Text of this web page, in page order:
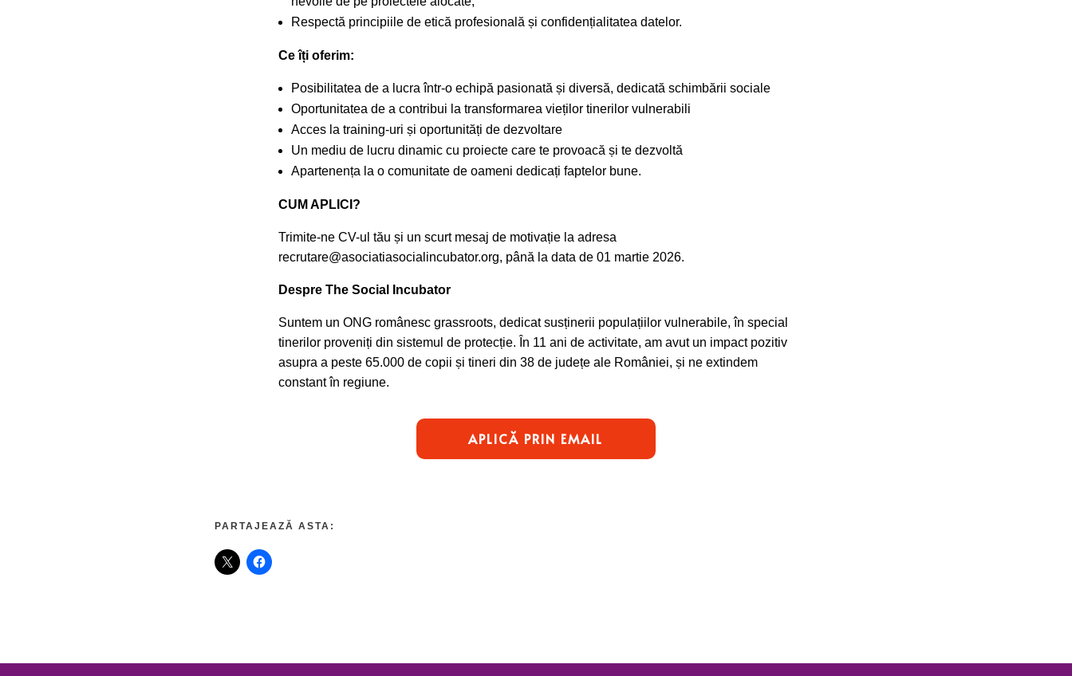
Respectă principiile de etică profesională și confidențialitatea datelor.
Ce îți oferim:
Posibilitatea de a lucra într-o echipă pasionată și diversă, dedicată schimbării sociale
Oportunitatea de a contribui la transformarea vieților tinerilor vulnerabili
Acces la training-uri și oportunități de dezvoltare
Un mediu de lucru dinamic cu proiecte care te provoacă și te dezvoltă
Apartenența la o comunitate de oameni dedicați faptelor bune.
CUM APLICI?
Trimite-ne CV-ul tău și un scurt mesaj de motivație la adresa
recrutare@asociatiasocialincubator.org, până la data de 01 martie 2026.
Despre The Social Incubator
Suntem un ONG românesc grassroots, dedicat susținerii populațiilor vulnerabile, în special
tinerilor proveniți din sistemul de protecție. În 11 ani de activitate, am avut un impact pozitiv
asupra a peste 65.000 de copii și tineri din 38 de județe ale României, și ne extindem
constant în regiune.
APLICĂ PRIN EMAIL
PARTAJEAZĂ ASTA: